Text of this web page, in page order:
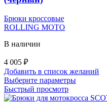
Брюки кроссовые
ROLLING MOTO
В наличии
4 005 ₽
Добавить в список желаний
Выберите параметрыЭтот
имеет
Быстрый просмотр